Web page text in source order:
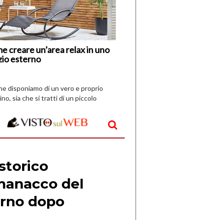
creare un’area relax in uno
esterno
Vespri
disponiamo di un vero e proprio
sia che si tratti di un piccolo